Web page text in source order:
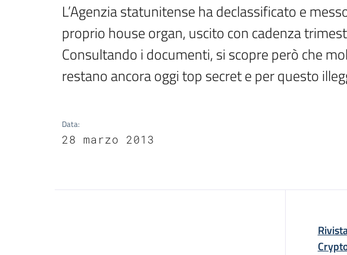
L’Agenzia statunitense ha declassificato e
proprio house organ, uscito con cadenza
Consultando i documenti, si scopre però che
restano ancora oggi top secret e per questo
Data:
28 marzo 2013